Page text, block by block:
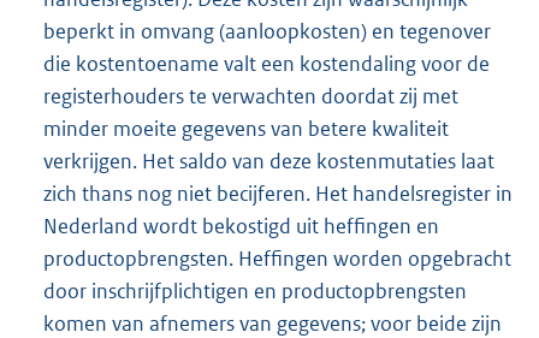
beperkt in omvang (aanloopkosten) en tegenover
die kostentoename valt een kostendaling voor de
registerhouders te verwachten doordat zij met
minder moeite gegevens van betere kwaliteit
verkrijgen. Het saldo van deze kostenmutaties laat
zich thans nog niet becijferen. Het handelsregister in
Nederland wordt bekostigd uit heffingen en
productopbrengsten. Heffingen worden opgebracht
door inschrijfplichtigen en productopbrengsten
komen van afnemers van gegevens; voor beide zijn